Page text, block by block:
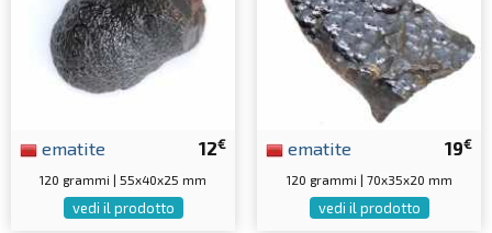
12€
ematite
120 grammi | 55x40x25 mm
vedi il prodotto
19€
ematite
120 grammi | 70x35x20 mm
vedi il prodotto